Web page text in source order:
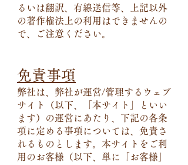
るいは翻訳、有線送信等、上記以外
の著作権法上の利用はできませんの
で、ご注意ください。
免責事項
弊社は、弊社が運営/管理するウェブ
サイト（以下、「本サイト」といい
ます）の運営にあたり、下記の各条
項に定める事項については、免責さ
れるものとします。本サイトをご利
用のお客様（以下、単に「お客様」